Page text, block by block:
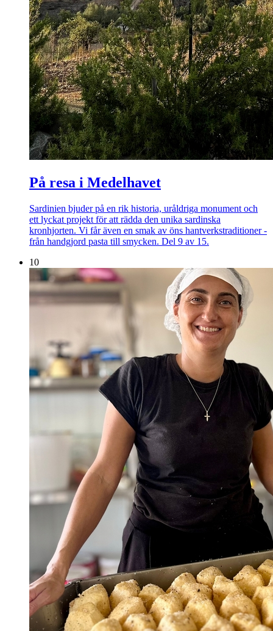
På resa i Medelhavet
Sardinien bjuder på en rik historia, uråldriga monument och
ett lyckat projekt för att rädda den unika sardinska
kronhjorten. Vi får även en smak av öns hantverkstraditioner -
från handgjord pasta till smycken. Del 9 av 15.
10